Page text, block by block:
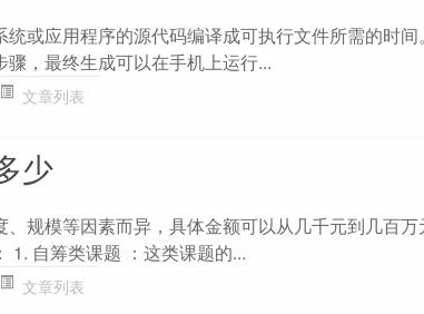
或应用程序的源代码编译成可执行文件所需的时
，最终生成可以在手机上运行...
文章列表
少
规模等因素而异，具体金额可以从几千元到几百
1. 自筹类课题 ：这类课题的...
文章列表